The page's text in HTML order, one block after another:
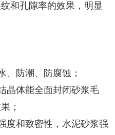
和孔隙率的效果，明显
、防潮、防腐蚀；
晶体能全面封闭砂浆毛
；
度和致密性，水泥砂浆强